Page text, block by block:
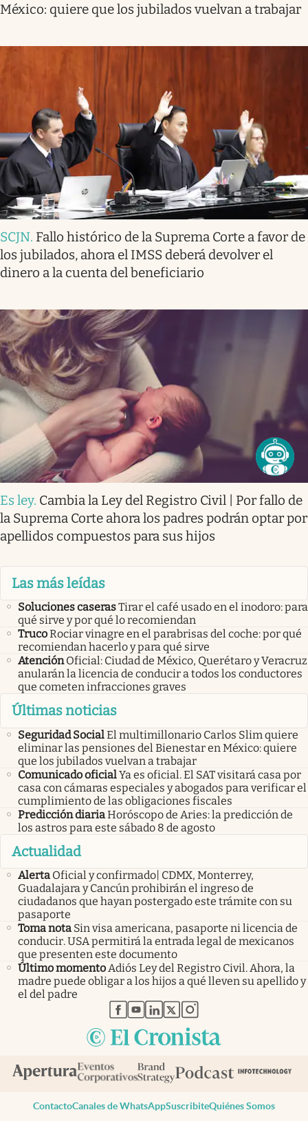
México: quiere que los jubilados vuelvan a trabajar
SCJN. Fallo histórico de la Suprema Corte a favor de
los jubilados, ahora el IMSS deberá devolver el
dinero a la cuenta del beneficiario
Es ley. Cambia la Ley del Registro Civil | Por fallo de
la Suprema Corte ahora los padres podrán optar por
apellidos compuestos para sus hijos
Las más leídas
Soluciones caserasTirar el café usado en el inodoro: para
qué sirve y por qué lo recomiendan
TrucoRociar vinagre en el parabrisas del coche: por qué
recomiendan hacerlo y para qué sirve
Atención Oficial: Ciudad de México, Querétaro y Veracruz
anularán la licencia de conducir a todos los conductores
que cometen infracciones graves
Últimas noticias
Seguridad SocialEl multimillonario Carlos Slim quiere
eliminar las pensiones del Bienestar en México: quiere
que los jubilados vuelvan a trabajar
Comunicado oficialYa es oficial. El SAT visitará casa por
casa con cámaras especiales y abogados para verificar el
cumplimiento de las obligaciones fiscales
Predicción diariaHoróscopo de Aries: la predicción de
los astros para este sábado 8 de agosto
Actualidad
Alerta Oficial y confirmado| CDMX, Monterrey,
Guadalajara y Cancún prohibirán el ingreso de
ciudadanos que hayan postergado este trámite con su
pasaporte
Toma nota Sin visa americana, pasaporte ni licencia de
conducir. USA permitirá la entrada legal de mexicanos
que presenten este documento
Último momentoAdiós Ley del Registro Civil. Ahora, la
madre puede obligar a los hijos a qué lleven su apellido y
el del padre
abre en nueva pestaña
abre en nueva pestaña
abre en nueva pestaña
abre en nueva pestaña
abre en nueva pestaña
ContactoCanales de WhatsAppSuscribiteQuiénes Somos